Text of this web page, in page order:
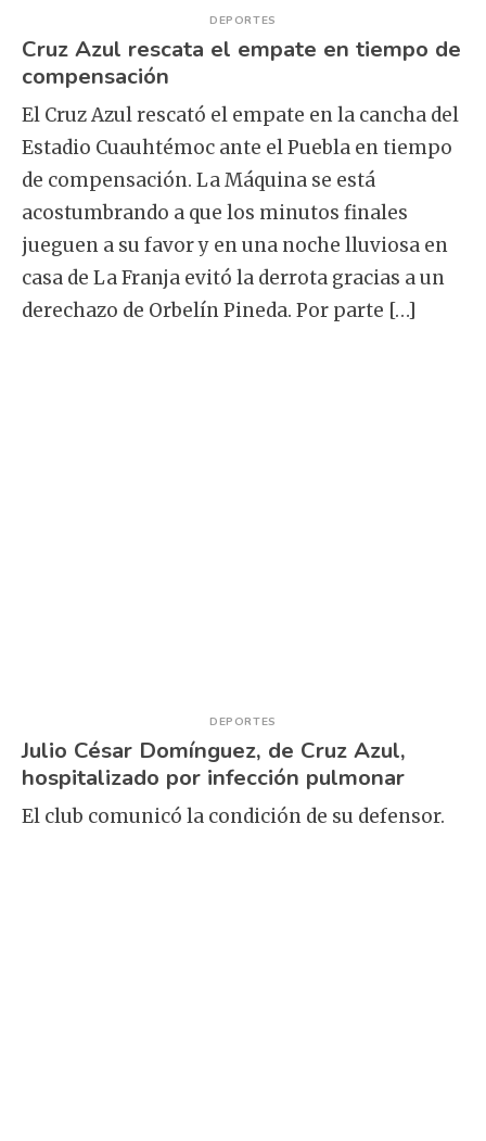
DEPORTES
Cruz Azul rescata el empate en tiempo de
compensación
El Cruz Azul rescató el empate en la cancha del
Estadio Cuauhtémoc ante el Puebla en tiempo
de compensación. La Máquina se está
acostumbrando a que los minutos finales
jueguen a su favor y en una noche lluviosa en
casa de La Franja evitó la derrota gracias a un
derechazo de Orbelín Pineda. Por parte […]
DEPORTES
Julio César Domínguez, de Cruz Azul,
hospitalizado por infección pulmonar
El club comunicó la condición de su defensor.